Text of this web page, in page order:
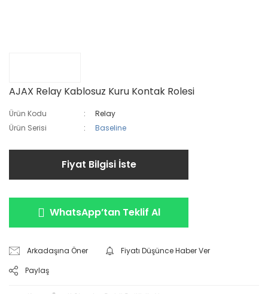
AJAX Relay Kablosuz Kuru Kontak Rolesi
Ürün Kodu
Relay
Ürün Serisi
Baseline
Fiyat Bilgisi İste
WhatsApp’tan Teklif Al
Arkadaşına Öner
Fiyatı Düşünce Haber Ver
Paylaş